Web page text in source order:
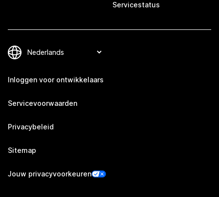
Servicestatus
Inloggen voor ontwikkelaars
Servicevoorwaarden
Privacybeleid
Sitemap
Jouw privacyvoorkeuren